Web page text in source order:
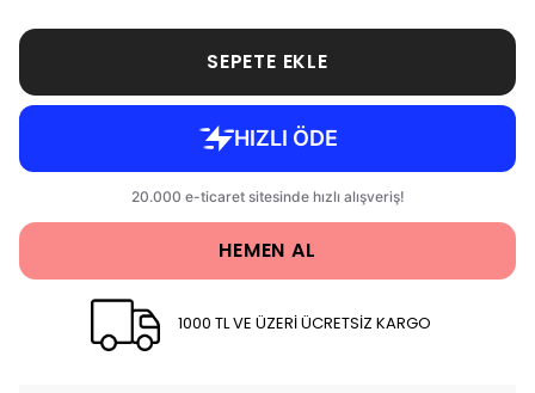
SEPETE EKLE
HEMEN AL
1000 TL VE ÜZERİ ÜCRETSİZ KARGO